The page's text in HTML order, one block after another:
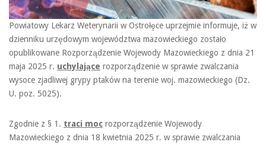
Powiatowy Lekarz Weterynarii w Ostrołęce uprzejmie informuje, iż w
dzienniku urzędowym województwa mazowieckiego zostało
opublikowane Rozporządzenie Wojewody Mazowieckiego z dnia 21
maja 2025 r. uchylające rozporządzenie w sprawie zwalczania
wysoce zjadliwej grypy ptaków na terenie woj. mazowieckiego (Dz.
U. poz. 5025).
Zgodnie z § 1. traci moc rozporządzenie Wojewody
Mazowieckiego z dnia 18 kwietnia 2025 r. w sprawie zwalczania